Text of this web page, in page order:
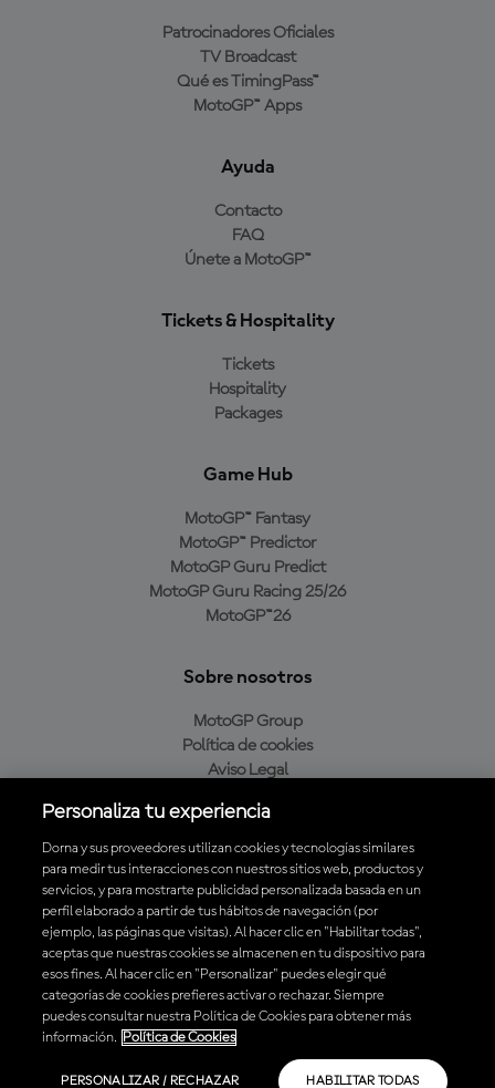
Patrocinadores Oficiales
TV Broadcast
Qué es TimingPass™
MotoGP™ Apps
Ayuda
Contacto
FAQ
Únete a MotoGP™
Tickets & Hospitality
Tickets
Hospitality
Packages
Game Hub
MotoGP™ Fantasy
MotoGP™ Predictor
MotoGP Guru Predict
MotoGP Guru Racing 25/26
MotoGP™26
Sobre nosotros
MotoGP Group
Política de cookies
Aviso Legal
Política de compra
Descarga la aplicación oficial de MotoGP™
© 2026 MotoGP Sports Entertainment Group. Todos los derechos
reservados. Todas las marcas son propiedad de sus respectivos dueños.
Personaliza tu experiencia
Dorna y sus proveedores utilizan cookies y tecnologías similares
para medir tus interacciones con nuestros sitios web, productos y
servicios, y para mostrarte publicidad personalizada basada en un
perfil elaborado a partir de tus hábitos de navegación (por
ejemplo, las páginas que visitas). Al hacer clic en "Habilitar todas",
aceptas que nuestras cookies se almacenen en tu dispositivo para
esos fines. Al hacer clic en "Personalizar" puedes elegir qué
categorías de cookies prefieres activar o rechazar. Siempre
puedes consultar nuestra Política de Cookies para obtener más
información.
Política de Cookies
PERSONALIZAR / RECHAZAR HABILITAR TODAS